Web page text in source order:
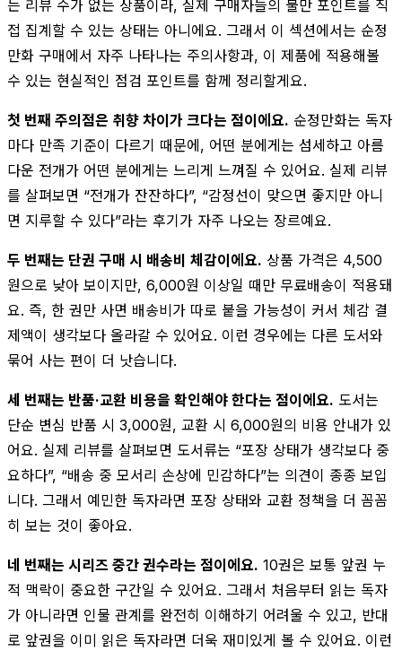
는 리뷰 수가 없는 상품이라, 실제 구매자들의 불만 포인트를 직
접 집계할 수 있는 상태는 아니에요. 그래서 이 섹션에서는 순정
만화 구매에서 자주 나타나는 주의사항과, 이 제품에 적용해볼
수 있는 현실적인 점검 포인트를 함께 정리할게요.
첫 번째 주의점은 취향 차이가 크다는 점이에요. 순정만화는 독자
마다 만족 기준이 다르기 때문에, 어떤 분에게는 섬세하고 아름
다운 전개가 어떤 분에게는 느리게 느껴질 수 있어요. 실제 리뷰
를 살펴보면 “전개가 잔잔하다”, “감정선이 맞으면 좋지만 아니
면 지루할 수 있다”라는 후기가 자주 나오는 장르예요.
두 번째는 단권 구매 시 배송비 체감이에요. 상품 가격은 4,500
원으로 낮아 보이지만, 6,000원 이상일 때만 무료배송이 적용돼
요. 즉, 한 권만 사면 배송비가 따로 붙을 가능성이 커서 체감 결
제액이 생각보다 올라갈 수 있어요. 이런 경우에는 다른 도서와
묶어 사는 편이 더 낫습니다.
세 번째는 반품·교환 비용을 확인해야 한다는 점이에요. 도서는
단순 변심 반품 시 3,000원, 교환 시 6,000원의 비용 안내가 있
어요. 실제 리뷰를 살펴보면 도서류는 “포장 상태가 생각보다 중
요하다”, “배송 중 모서리 손상에 민감하다”는 의견이 종종 보입
니다. 그래서 예민한 독자라면 포장 상태와 교환 정책을 더 꼼꼼
히 보는 것이 좋아요.
네 번째는 시리즈 중간 권수라는 점이에요. 10권은 보통 앞권 누
적 맥락이 중요한 구간일 수 있어요. 그래서 처음부터 읽는 독자
가 아니라면 인물 관계를 완전히 이해하기 어려울 수 있고, 반대
로 앞권을 이미 읽은 독자라면 더욱 재미있게 볼 수 있어요. 이런